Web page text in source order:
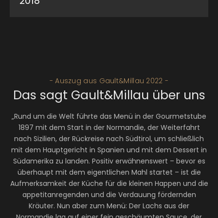
Schlemmeratlas
Das sagt Gault&Millau über uns
- Auszug aus Gault&Millau 2022 -
„Rund um die Welt führte das Menü in der Gourmetstube
1897 mit dem Start in der Normandie, der Weiterfahrt
nach Sizilien, der Rückreise nach Südtirol, um schließlich
mit dem Hauptgericht in Spanien und mit dem Dessert in
Südamerika zu landen. Positiv erwähnenswert – bevor es
überhaupt mit dem eigentlichen Mahl startet – ist die
Aufmerksamkeit der Küche für die kleinen Happen und die
appetitanregenden und die Verdauung fördernden
Kräuter. Nun aber zum Menü: Der Lachs aus der